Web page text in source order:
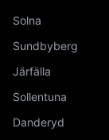
Solna
Sundbyberg
Järfälla
Sollentuna
Danderyd